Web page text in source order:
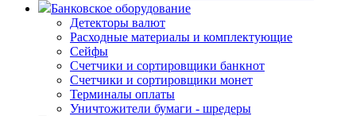
Банковское оборудование
Детекторы валют
Расходные материалы и комплектующие
Сейфы
Счетчики и сортировщики банкнот
Счетчики и сортировщики монет
Терминалы оплаты
Уничтожители бумаги - шредеры